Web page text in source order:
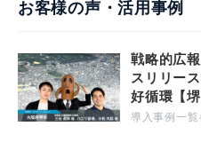
お客様の声・活用事例
戦略的広
スリリー
好循環【堺
導入事例一覧